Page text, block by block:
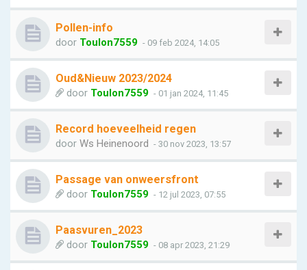
Pollen-info
door Toulon7559 - 09 feb 2024, 14:05
Oud&Nieuw 2023/2024
door Toulon7559 - 01 jan 2024, 11:45
Record hoeveelheid regen
door Ws Heinenoord - 30 nov 2023, 13:57
Passage van onweersfront
door Toulon7559 - 12 jul 2023, 07:55
Paasvuren_2023
door Toulon7559 - 08 apr 2023, 21:29